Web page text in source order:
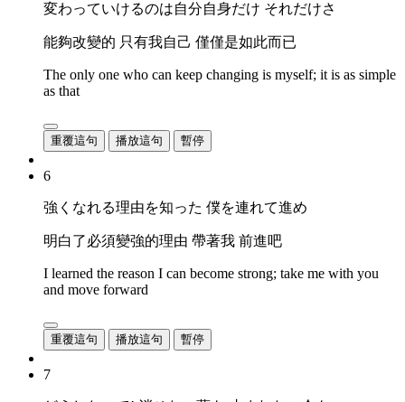
変わっていけるのは自分自身だけ それだけさ
能夠改變的 只有我自己 僅僅是如此而已
The only one who can keep changing is myself; it is as simple
as that
重覆這句 播放這句 暫停
6
強くなれる理由を知った 僕を連れて進め
明白了必須變強的理由 帶著我 前進吧
I learned the reason I can become strong; take me with you
and move forward
重覆這句 播放這句 暫停
7